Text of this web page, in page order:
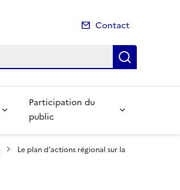
Contact
Participation du
public
Le plan d’actions régional sur la